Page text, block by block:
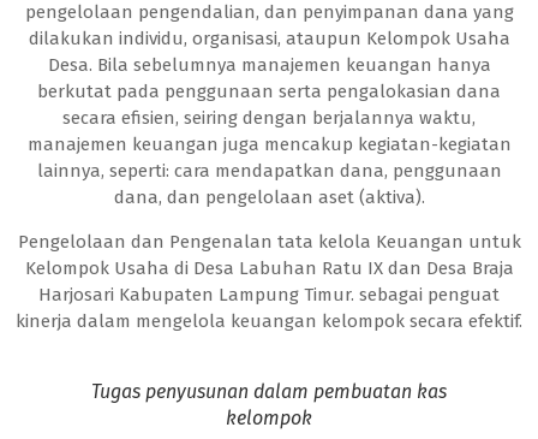
pengelolaan pengendalian, dan penyimpanan dana yang
dilakukan individu, organisasi, ataupun Kelompok Usaha
Desa. Bila sebelumnya manajemen keuangan hanya
berkutat pada penggunaan serta pengalokasian dana
secara efisien, seiring dengan berjalannya waktu,
manajemen keuangan juga mencakup kegiatan-kegiatan
lainnya, seperti: cara mendapatkan dana, penggunaan
dana, dan pengelolaan aset (aktiva).
Pengelolaan dan Pengenalan tata kelola Keuangan untuk
Kelompok Usaha di Desa Labuhan Ratu IX dan Desa Braja
Harjosari Kabupaten Lampung Timur. sebagai penguat
kinerja dalam mengelola keuangan kelompok secara efektif.
Tugas penyusunan dalam pembuatan kas
kelompok